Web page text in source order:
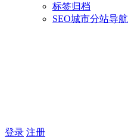
标签归档
SEO城市分站导航
登录 注册